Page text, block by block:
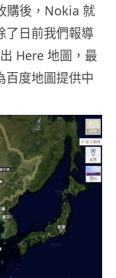
購後，Nokia 就
了日前我們報導
Here 地圖，最
百度地圖提供中